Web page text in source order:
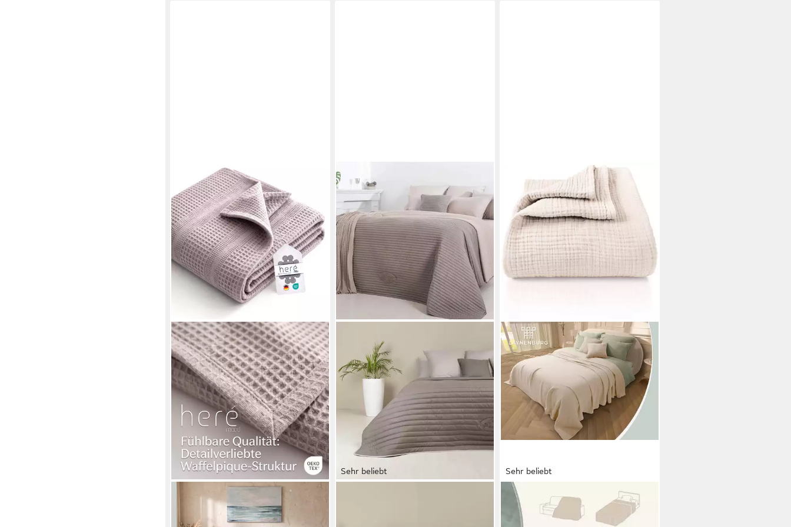
Tagesdecke Tagesdecke 220 x 240
– Waffelpique-Decke fürs ganze Bett,
Sehr beliebt Sehr beliebt
LAYNENBURG
Tagesdecke Musselin aus 100%
Baumwolle – Baumwolldecke,